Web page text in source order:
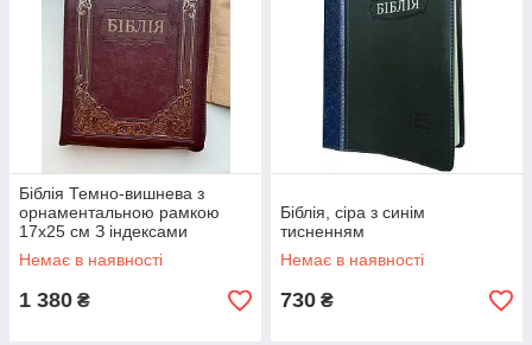
Біблія Темно-вишнева з
орнаментальною рамкою
17х25 см З індексами
Замочком
Немає в наявності
1 380 ₴
Біблія, сіра з синім
тисненням
Немає в наявності
730 ₴